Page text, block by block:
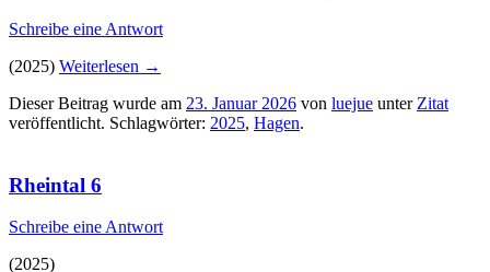
Schreibe eine Antwort
(2025) Weiterlesen →
Dieser Beitrag wurde am 23. Januar 2026 von luejue unter Zitat
veröffentlicht. Schlagwörter: 2025, Hagen.
Rheintal 6
Schreibe eine Antwort
(2025)